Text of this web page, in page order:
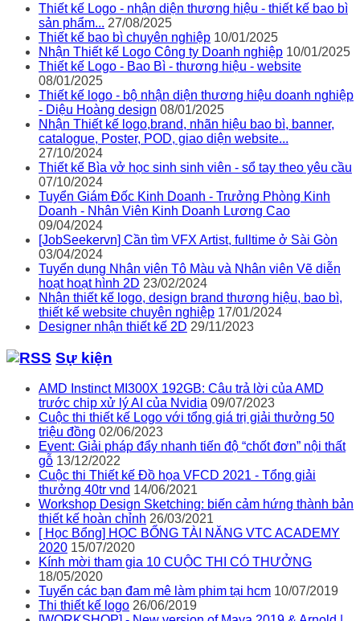
Thiết kế Logo - nhận diện thương hiệu - thiết kế bao bì
sản phẩm... 27/08/2025
Thiết kế bao bì chuyên nghiệp 10/01/2025
Nhận Thiết kế Logo Công ty Doanh nghiệp 10/01/2025
Thiết kế Logo - Bao Bì - thương hiệu - website
08/01/2025
Thiết kế logo - bộ nhận diện thương hiệu doanh nghiệp
- Diệu Hoàng design 08/01/2025
Nhận Thiết kế logo,brand, nhãn hiệu bao bì, banner,
catalogue, Poster, POD, giao diện website...
27/10/2024
Thiết kế Bìa vở học sinh sinh viên - sổ tay theo yêu cầu
07/10/2024
Tuyển Giám Đốc Kinh Doanh - Trưởng Phòng Kinh
Doanh - Nhân Viên Kinh Doanh Lương Cao
09/04/2024
[JobSeekervn] Cần tìm VFX Artist, fulltime ở Sài Gòn
03/04/2024
Tuyển dụng Nhân viên Tô Màu và Nhân viên Vẽ diễn
hoạt hoạt hình 2D 23/02/2024
Nhận thiết kế logo, design brand thương hiệu, bao bì,
thiết kế website chuyên nghiệp 17/01/2024
Designer nhận thiết kế 2D 29/11/2023
Sự kiện
AMD Instinct MI300X 192GB: Câu trả lời của AMD
trước chip xử lý AI của Nvidia 09/07/2023
Cuộc thi thiết kế Logo với tổng giá trị giải thưởng 50
triệu đồng 02/06/2023
Event: Giải pháp đẩy nhanh tiến độ “chốt đơn” nội thất
gỗ 13/12/2022
Cuộc thi Thiết kế Đồ họa VFCD 2021 - Tổng giải
thưởng 40tr vnd 14/06/2021
Workshop Design Sketching: biến cảm hứng thành bản
thiết kế hoàn chỉnh 26/03/2021
[ Học Bổng] HỌC BỔNG TÀI NĂNG VTC ACADEMY
2020 15/07/2020
Kính mời tham gia 10 CUỘC THI CÓ THƯỞNG
18/05/2020
Tuyển các bạn đam mê làm phim tại hcm 10/07/2019
Thi thiết kế logo 26/06/2019